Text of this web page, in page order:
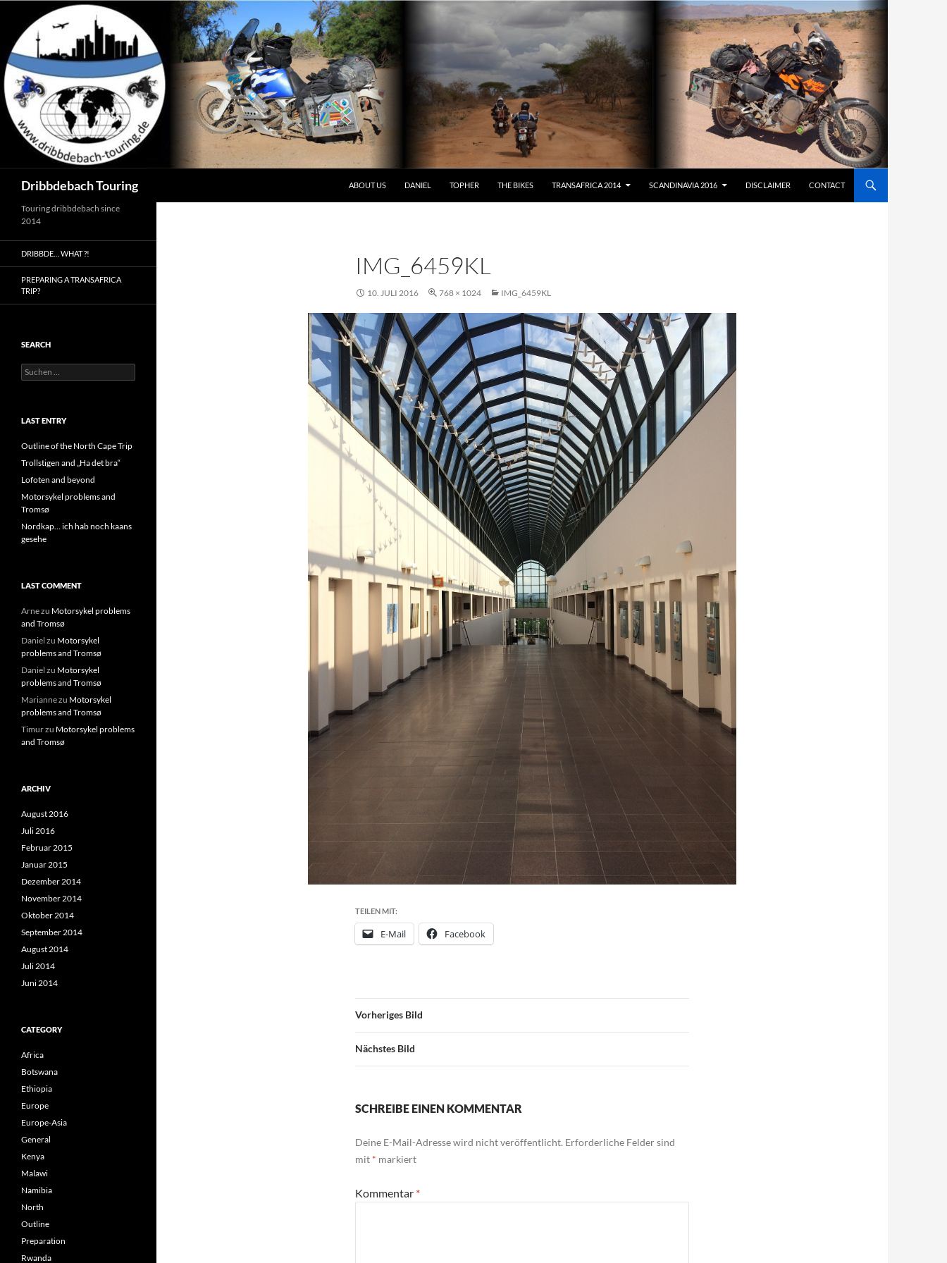
Inhalt
springen
Dribbdebach Touring ABOUT US DANIEL TOPHER THE BIKES TRANSAFRICA 2014 SCANDINAVIA 2016 DISCLAIMER CONTACT
IMG_6459KL
10. JULI 2016 768 × 1024 IMG_6459KL
TEILEN MIT:
E-Mail Facebook
Vorheriges Bild
Nächstes Bild
SCHREIBE EINEN KOMMENTAR
Deine E-Mail-Adresse wird nicht veröffentlicht. Erforderliche Felder sind
mit * markiert
Kommentar *
Touring dribbdebach since
2014
DRIBBDE… WHAT ?!
PREPARING A TRANSAFRICA
TRIP?
SEARCH
Suchen
nach:
LAST ENTRY
Outline of the North Cape Trip
Trollstigen and „Ha det bra“
Lofoten and beyond
Motorsykel problems and
Tromsø
Nordkap… ich hab noch kaans
gesehe
LAST COMMENT
Arnezu Motorsykel problems
and Tromsø
Daniel zu Motorsykel
problems and Tromsø
Daniel zu Motorsykel
problems and Tromsø
Mariannezu Motorsykel
problems and Tromsø
Timurzu Motorsykel problems
and Tromsø
ARCHIV
August 2016
Juli 2016
Februar 2015
Januar 2015
Dezember 2014
November 2014
Oktober 2014
September 2014
August 2014
Juli 2014
Juni 2014
CATEGORY
Africa
Botswana
Ethiopia
Europe
Europe-Asia
General
Kenya
Malawi
Namibia
North
Outline
Preparation
Rwanda